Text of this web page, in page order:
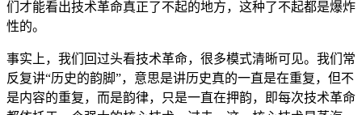
们才能看出技术革命真正了不起的地方，这种了不起都是爆炸
性的。
事实上，我们回过头看技术革命，很多模式清晰可见。我们常
反复讲“历史的韵脚”，意思是讲历史真的一直是在重复，但不
是内容的重复，而是韵律，只是一直在押韵，即每次技术革命